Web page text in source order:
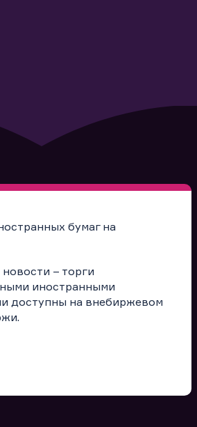
бумаг на
– торги
иностранными
доступны на внебиржевом